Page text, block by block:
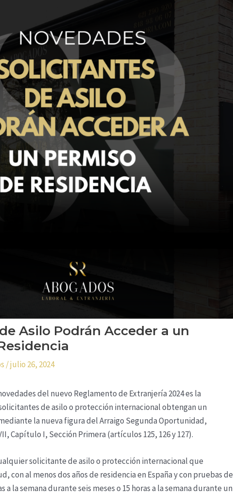
Asilo Podrán Acceder a un
/julio 26, 2024
del nuevo Reglamento de Extranjería 2024 es la
de asilo o protección internacional obtengan un
la nueva figura del Arraigo Segunda Oportunidad,
Capítulo I, Sección Primera (artículos 125, 126 y 127).
solicitante de asilo o protección internacional que
con al menos dos años de residencia en España y con pruebas de
a la semana durante seis meses o 15 horas a la semana durante un